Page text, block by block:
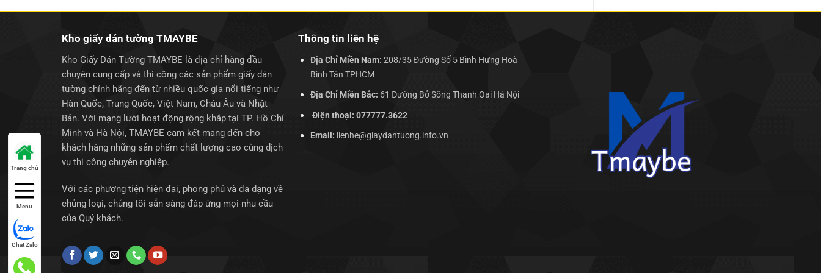
Kho giấy dán tường TMAYBE
Kho Giấy Dán Tường TMAYBE là địa chỉ hàng đầu
chuyên cung cấp và thi công các sản phẩm giấy dán
tường chính hãng đến từ nhiều quốc gia nổi tiếng như
Hàn Quốc, Trung Quốc, Việt Nam, Châu Âu và Nhật
Bản. Với mạng lưới hoạt động rộng khắp tại TP. Hồ Chí
Minh và Hà Nội, TMAYBE cam kết mang đến cho
khách hàng những sản phẩm chất lượng cao cùng dịch
vụ thi công chuyên nghiệp.
Với các phương tiện hiện đại, phong phú và đa dạng về
chủng loại, chúng tôi sẵn sàng đáp ứng mọi nhu cầu
của Quý khách.
Thông tin liên hệ
Địa Chỉ Miền Nam: 208/35 Đường Số 5 Bình Hưng Hoà
Bình Tân TPHCM
Địa Chỉ Miền Bắc: 61 Đường Bở Sông Thanh Oai Hà Nội
Điện thoại: 077777.3622
Email: lienhe@giaydantuong.info.vn
Trang chủ
Menu
Chat Zalo